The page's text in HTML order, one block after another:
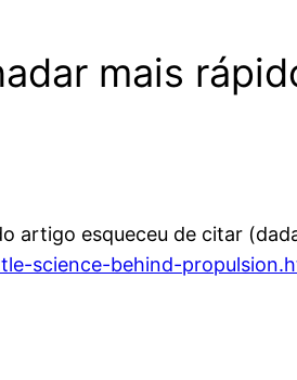
mais
artigo esqueceu de citar
science-behind-